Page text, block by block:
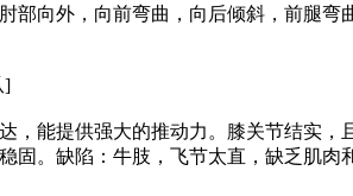
部向外，向前弯曲，向后倾斜，前腿弯
]
能提供强大的推动力。膝关节结实，
固。缺陷：牛肢，飞节太直，缺乏肌肉